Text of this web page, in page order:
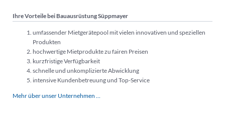
Ihre Vorteile bei Bauausrüstung Süppmayer
umfassender Mietgerätepool mit vielen innovativen und speziellen
Produkten
hochwertige Mietprodukte zu fairen Preisen
kurzfristige Verfügbarkeit
schnelle und unkomplizierte Abwicklung
intensive Kundenbetreuung und Top-Service
Mehr über unser Unternehmen …